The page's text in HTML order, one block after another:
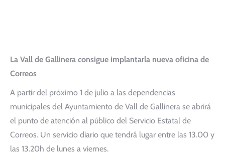
La Vall de Gallinera consigue implantarla nueva oficina de
Correos
A partir del próximo 1 de julio a las dependencias
municipales del Ayuntamiento de Vall de Gallinera se abrirá
el punto de atención al público del Servicio Estatal de
Correos. Un servicio diario que tendrá lugar entre las 13.00 y
las 13.20h de lunes a viernes.